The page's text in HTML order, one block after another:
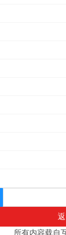
所有内容载自